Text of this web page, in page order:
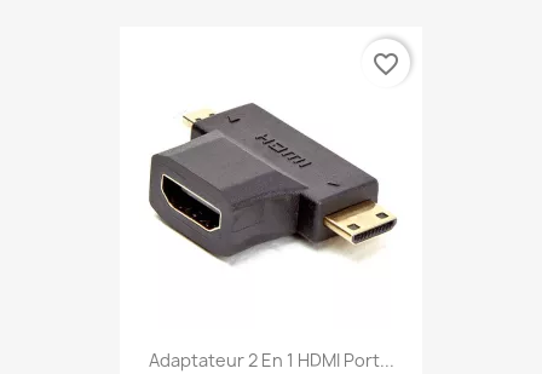
Adaptateur 2 En 1 HDMI Port...
favorite_border